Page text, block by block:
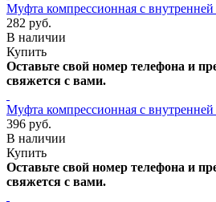
Муфта компрессионная с внутренней
282 руб.
В наличии
Купить
Оставьте свой номер телефона и
свяжется с вами.
Муфта компрессионная с внутренней
396 руб.
В наличии
Купить
Оставьте свой номер телефона и
свяжется с вами.